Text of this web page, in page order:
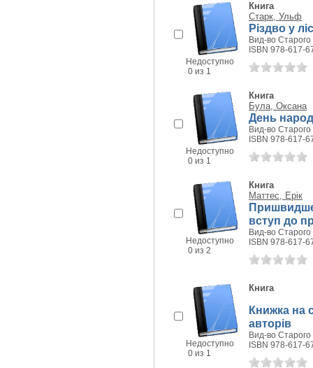
Недоступно
0 из 1
Книга
Старк, Ульф
Різдво у
Вид-во Старого
ISBN 978-617-
Недоступно
0 из 1
Книга
Була, Оксана
День
Вид-во Старого
ISBN 978-617-
Недоступно
0 из 2
Книга
Маттес, Ерік
вступ до
Вид-во Старого
ISBN 978-617-
Недоступно
0 из 1
Книга
Книжка на
авторів
Вид-во Старого
ISBN 978-617-